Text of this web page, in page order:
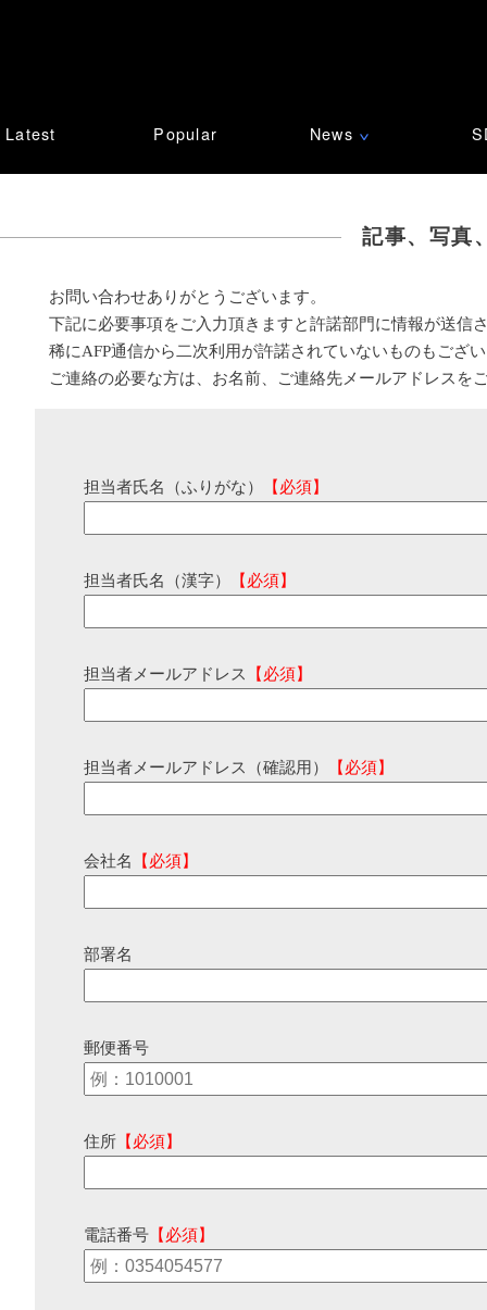
Latest Popular News ∨
記事、写真
お問い合わせありがとうございます。
下記に必要事項をご入力頂きますと許諾部門に情報が送信
稀にAFP通信から二次利用が許諾されていないものもござ
ご連絡の必要な方は、お名前、ご連絡先メールアドレスを
担当者氏名（ふりがな） 【必須】
担当者氏名（漢字） 【必須】
担当者メールアドレス 【必須】
担当者メールアドレス（確認用） 【必須】
会社名 【必須】
部署名
郵便番号
住所 【必須】
電話番号 【必須】